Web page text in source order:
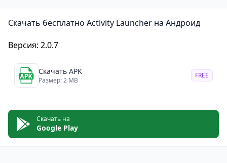
Open-source: Код на GitHub, возможность участия в
Лёгкость и бесплатность: Нет рекламы,
минимальные требования (Android 4.1+).
Для разработчиков: Удобно для тестирования и
Регулярные обновления: Исправления багов и
улучшения UX.
Минусы
Скачать бесплатно Activity Launcher на Андроид
Версия: 2.0.7
Скачать APK
Размер: 2 MB
FREE
Скачать на
Google Play